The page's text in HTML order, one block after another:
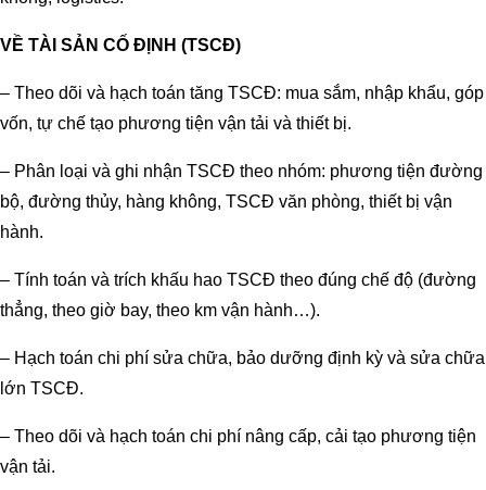
VỀ TÀI SẢN CỐ ĐỊNH (TSCĐ)
– Theo dõi và hạch toán tăng TSCĐ: mua sắm, nhập khẩu, góp
vốn, tự chế tạo phương tiện vận tải và thiết bị.
– Phân loại và ghi nhận TSCĐ theo nhóm: phương tiện đường
bộ, đường thủy, hàng không, TSCĐ văn phòng, thiết bị vận
hành.
– Tính toán và trích khấu hao TSCĐ theo đúng chế độ (đường
thẳng, theo giờ bay, theo km vận hành…).
– Hạch toán chi phí sửa chữa, bảo dưỡng định kỳ và sửa chữa
lớn TSCĐ.
– Theo dõi và hạch toán chi phí nâng cấp, cải tạo phương tiện
vận tải.